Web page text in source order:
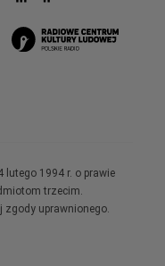
1994 r. o prawie
trzecim.
zgody uprawnionego.